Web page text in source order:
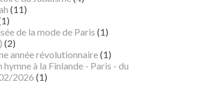
(11)
de la mode de Paris (1)
(2)
année révolutionnaire(1)
à la Finlande - Paris - du
2026 (1)